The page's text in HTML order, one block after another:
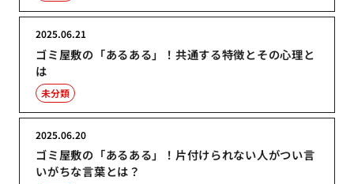
ゴミ屋敷の「あるある」！共通する特徴とその心理と
は
2025.06.21
未分類
ゴミ屋敷の「あるある」！片付けられない人がつい言
いがちな言葉とは？
2025.06.20